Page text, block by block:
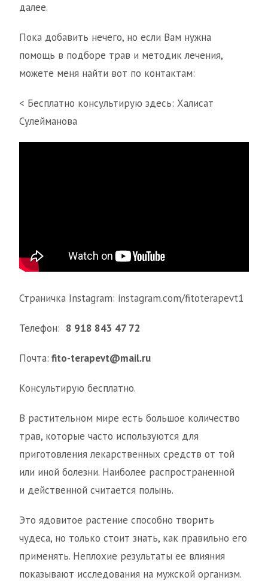
далее.
Пока добавить нечего, но если Вам нужна
помощь в подборе трав и методик лечения,
можете меня найти вот по контактам:
< Беcплатно консультирую здесь: Халисат
Сулейманова
Страничка Instagram: instagram.com/fitoterapevt1
Телефон: 8 918 843 47 72
Почта: fito-terapevt@mail.ru
Консультирую бесплатно.
В растительном мире есть большое количество
трав, которые часто используются для
приготовления лекарственных средств от той
или иной болезни. Наиболее распространенной
и действенной считается полынь.
Это ядовитое растение способно творить
чудеса, но только стоит знать, как правильно его
применять. Неплохие результаты ее влияния
показывают исследования на мужской организм.